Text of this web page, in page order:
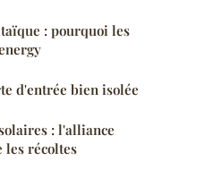
: pourquoi les
d'entrée bien isolée
: l'alliance
les récoltes